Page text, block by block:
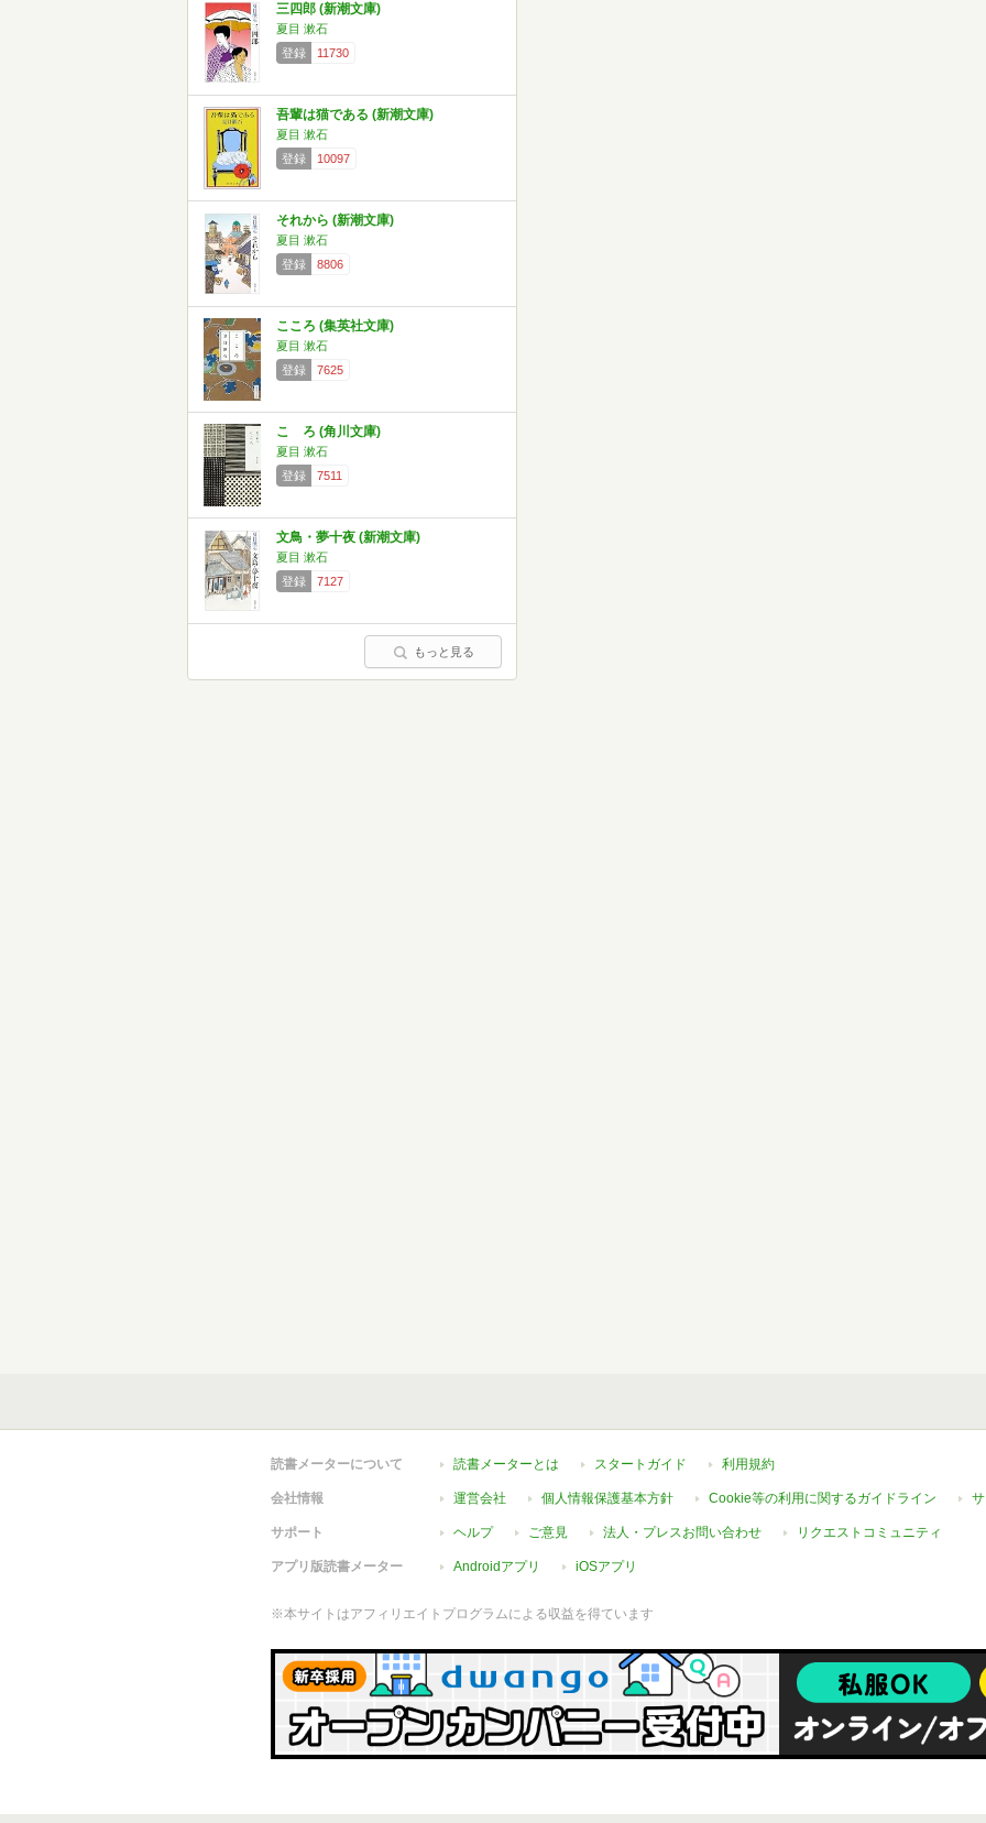
三四郎 (新潮文庫)
夏目 漱石
登録
11730
吾輩は猫である (新潮文庫)
夏目 漱石
登録
10097
それから (新潮文庫)
夏目 漱石
登録
8806
こころ (集英社文庫)
夏目 漱石
登録
7625
こゝろ (角川文庫)
夏目 漱石
登録
7511
文鳥・夢十夜 (新潮文庫)
夏目 漱石
登録
7127
もっと見る
読書メーターについて 読書メーターとは スタートガイド 利用規約
会社情報 運営会社 個人情報保護基本方針 Cookie等の利用に関するガイドライン
サポート ヘルプ ご意見 法人・プレスお問い合わせ リクエストコミュニティ
アプリ版読書メーター Androidアプリ iOSアプリ
※本サイトはアフィリエイトプログラムによる収益を得ています